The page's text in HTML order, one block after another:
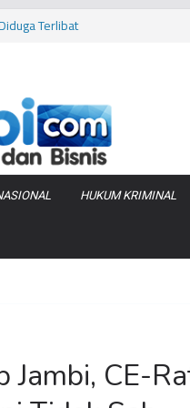
Terlibat
Jadi Rp
Zenix di
HUKUM KRIMINAL
Jambi, CE-